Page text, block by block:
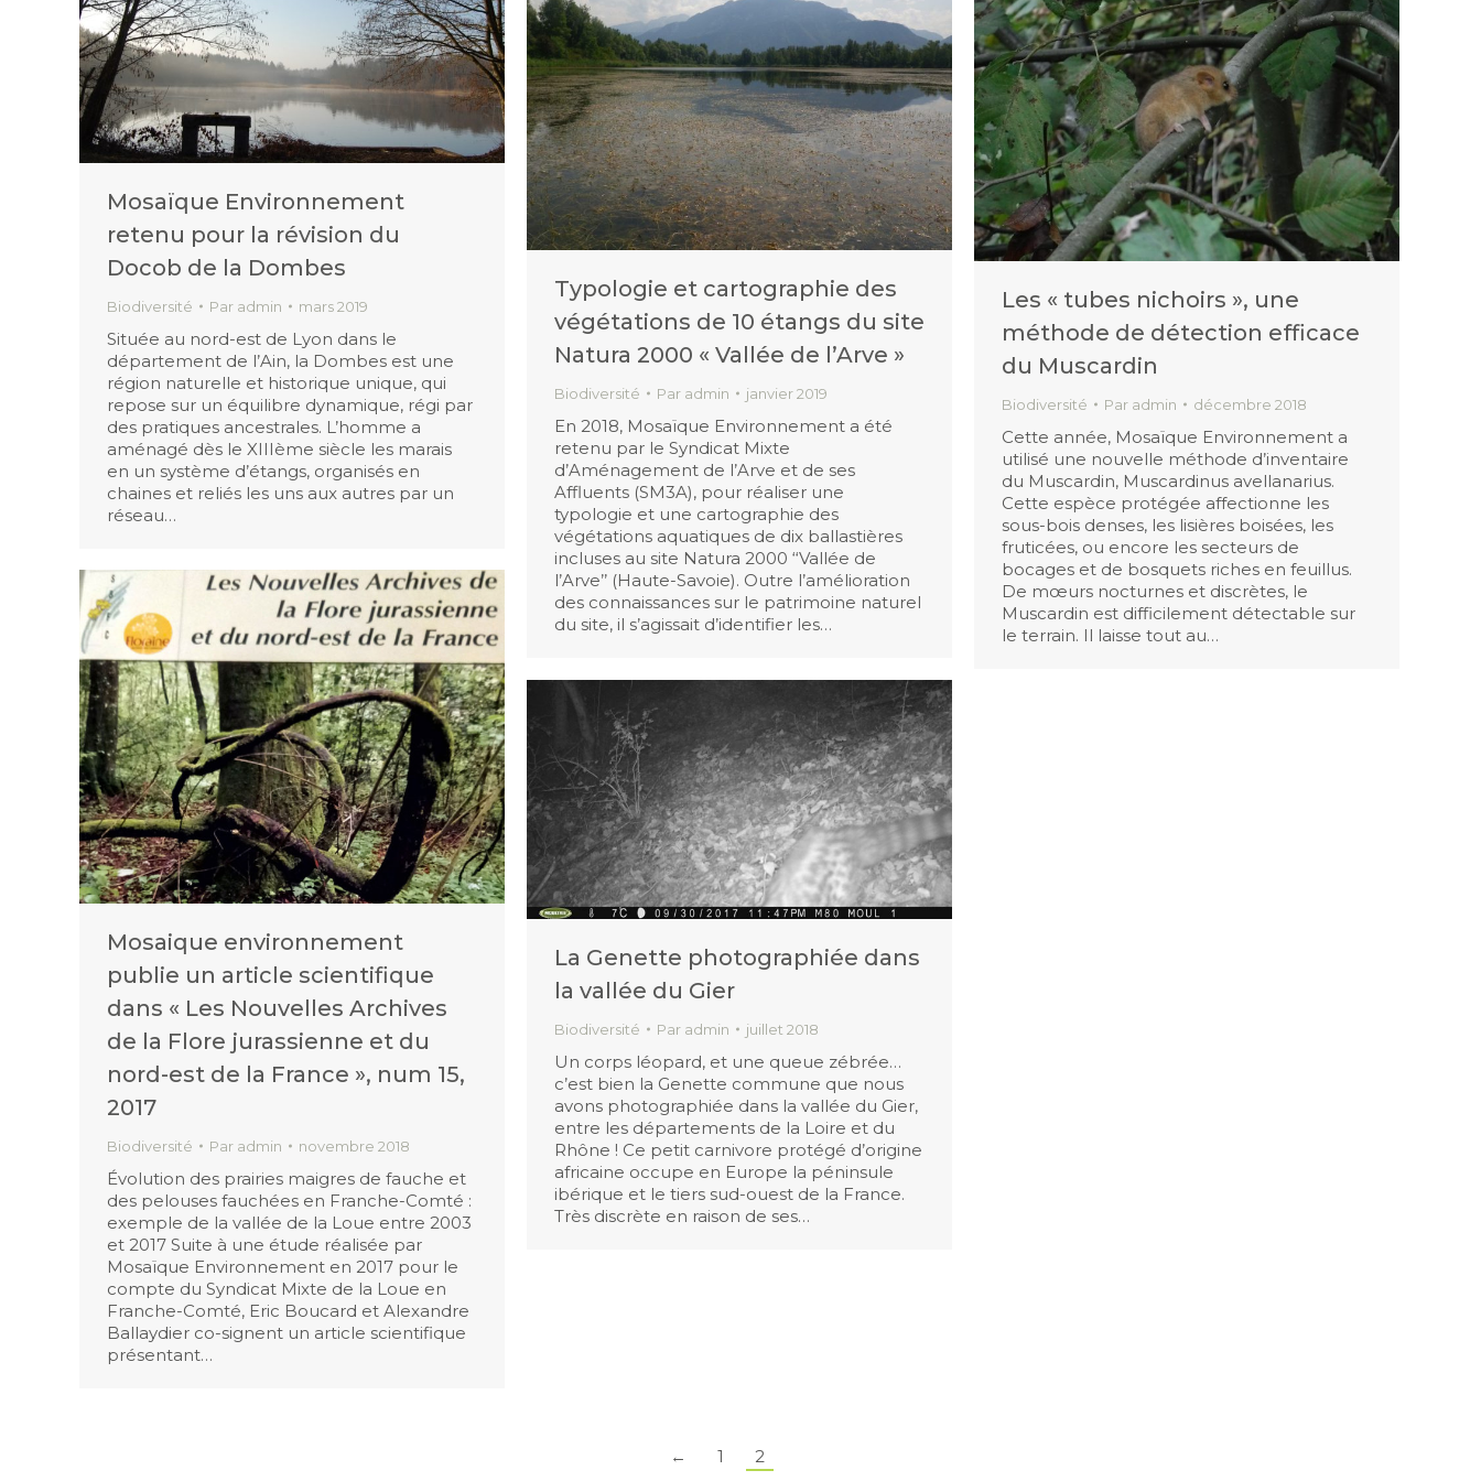
Mosaïque Environnement
retenu pour la révision du
Docob de la Dombes
Biodiversité Par admin mars 2019
Située au nord-est de Lyon dans le
département de l’Ain, la Dombes est une
région naturelle et historique unique, qui
repose sur un équilibre dynamique, régi par
des pratiques ancestrales. L’homme a
aménagé dès le XIIIème siècle les marais
en un système d’étangs, organisés en
chaines et reliés les uns aux autres par un
réseau…
Typologie et cartographie des
végétations de 10 étangs du site
Natura 2000 « Vallée de l’Arve »
Biodiversité Par admin janvier 2019
En 2018, Mosaïque Environnement a été
retenu par le Syndicat Mixte
d’Aménagement de l’Arve et de ses
Affluents (SM3A), pour réaliser une
typologie et une cartographie des
végétations aquatiques de dix ballastières
incluses au site Natura 2000 ‘‘Vallée de
l’Arve’’ (Haute-Savoie). Outre l’amélioration
des connaissances sur le patrimoine naturel
du site, il s’agissait d’identifier les…
Les « tubes nichoirs », une
méthode de détection efficace
du Muscardin
Biodiversité Par admin décembre 2018
Cette année, Mosaïque Environnement a
utilisé une nouvelle méthode d’inventaire
du Muscardin, Muscardinus avellanarius.
Cette espèce protégée affectionne les
sous-bois denses, les lisières boisées, les
fruticées, ou encore les secteurs de
bocages et de bosquets riches en feuillus.
De mœurs nocturnes et discrètes, le
Muscardin est difficilement détectable sur
le terrain. Il laisse tout au…
Mosaique environnement
publie un article scientifique
dans « Les Nouvelles Archives
de la Flore jurassienne et du
nord-est de la France », num 15,
2017
Biodiversité Par admin novembre 2018
Évolution des prairies maigres de fauche et
des pelouses fauchées en Franche-Comté :
exemple de la vallée de la Loue entre 2003
et 2017 Suite à une étude réalisée par
Mosaïque Environnement en 2017 pour le
compte du Syndicat Mixte de la Loue en
Franche-Comté, Eric Boucard et Alexandre
Ballaydier co-signent un article scientifique
présentant…
La Genette photographiée dans
la vallée du Gier
Biodiversité Par admin juillet 2018
Un corps léopard, et une queue zébrée…
c’est bien la Genette commune que nous
avons photographiée dans la vallée du Gier,
entre les départements de la Loire et du
Rhône ! Ce petit carnivore protégé d’origine
africaine occupe en Europe la péninsule
ibérique et le tiers sud-ouest de la France.
Très discrète en raison de ses…
← 1 2